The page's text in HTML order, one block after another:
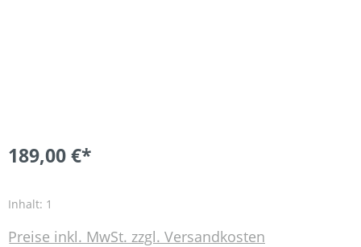
189,00 €*
Inhalt: 1
Preise inkl. MwSt. zzgl. Versandkosten